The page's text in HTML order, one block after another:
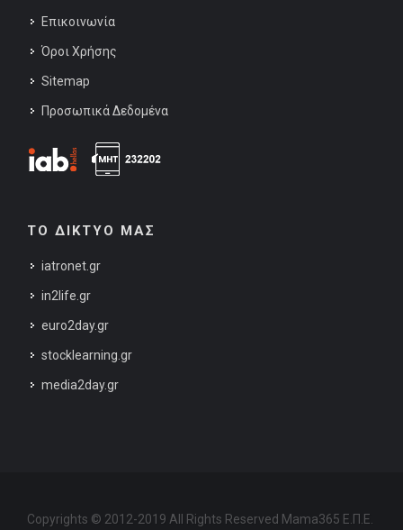
Επικοινωνία
Όροι Χρήσης
Sitemap
Προσωπικά Δεδομένα
ΤΟ ΔΙΚΤΥΟ ΜΑΣ
iatronet.gr
in2life.gr
euro2day.gr
stocklearning.gr
media2day.gr
Copyrights © 2012-2019 All Rights Reserved Mama365 Ε.Π.Ε.